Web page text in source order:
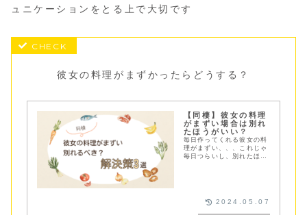
ュニケーションをとる上で大切です
彼女の料理がまずかったらどうする？
【同棲】彼女の料理
がまずい場合は別れ
たほうがいい？
毎日作ってくれる彼女の料
理がまずい、、、これじゃ
毎日つらいし、別れたほう
紹介しています
2024.05.07